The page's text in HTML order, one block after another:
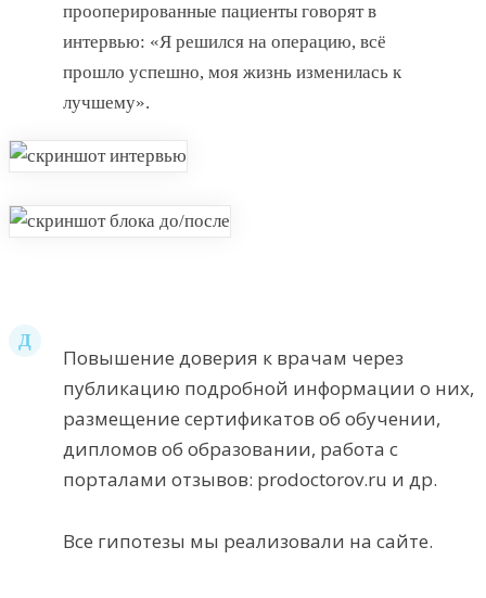
прооперированные пациенты говорят в
интервью: «Я решился на операцию, всё
прошло успешно, моя жизнь изменилась к
лучшему».
Д
Повышение доверия к врачам через
публикацию подробной информации о них,
размещение сертификатов об обучении,
дипломов об образовании, работа с
порталами отзывов: prodoctorov.ru и др.
Все гипотезы мы реализовали на сайте.